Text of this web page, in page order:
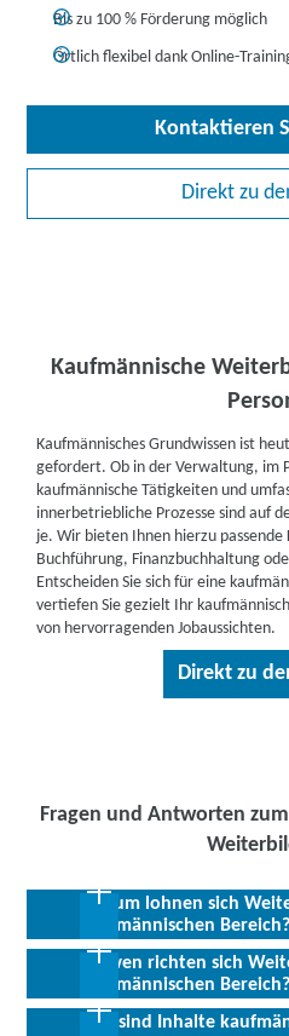
Bis zu 100 % Förderung möglich
Örtlich flexibel dank Online-
Kontaktieren
Direkt zu
Kaufmännische
Kaufmännisches Grundwissen ist
gefordert. Ob in der Verwaltung, im
kaufmännische Tätigkeiten und
innerbetriebliche Prozesse sind auf
je. Wir bieten Ihnen hierzu
Buchführung, Finanzbuchhaltung
Entscheiden Sie sich für eine
vertiefen Sie gezielt Ihr
von hervorragenden Jobaussichten.
Direkt zu
Fragen und Antworten
Warum lohnen sich
kaufmännischen Bereich?
Kaufmännische Fachkräfte sind
verantwortungsvollen
Betriebs- und Arbeitsprozesse,
An wen richten sich
kaufmännischen Bereich?
Was sind Inhalte